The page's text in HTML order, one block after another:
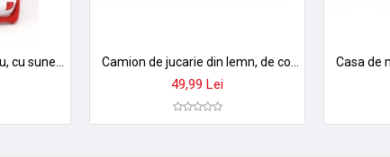
Aspirator de jucarie rosu, cu sunete si lumini - Little Chef Dream 3213R Camion de jucarie din lemn, de construit, cu ciocan, surubelnita si accesorii - 1103074
49,99 Lei